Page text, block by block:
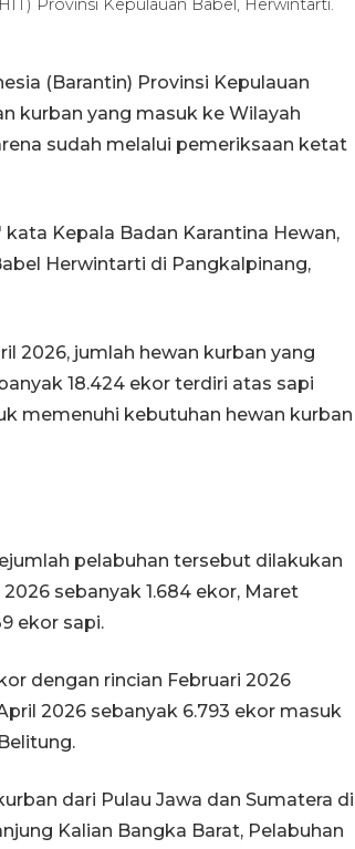
Provinsi Kepulauan Babel, Herwintarti.
(Barantin) Provinsi Kepulauan
kurban yang masuk ke Wilayah
sudah melalui pemeriksaan ketat
Kepala Badan Karantina Hewan,
Herwintarti di Pangkalpinang,
2026, jumlah hewan kurban yang
18.424 ekor terdiri atas sapi
memenuhi kebutuhan hewan kurban
pelabuhan tersebut dilakukan
sebanyak 1.684 ekor, Maret
ekor sapi.
dengan rincian Februari 2026
2026 sebanyak 6.793 ekor masuk
dari Pulau Jawa dan Sumatera di
Kalian Bangka Barat, Pelabuhan